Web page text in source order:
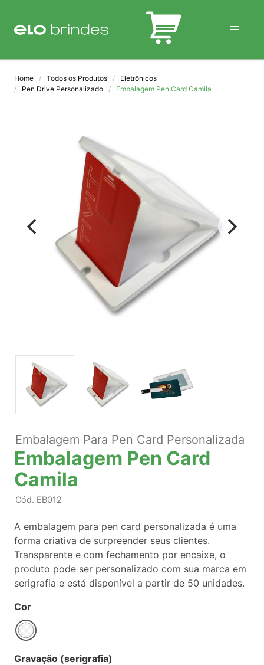
BLOG
Home Todos os Produtos
Eletrônicos
Pen Drive Personalizado
Embalagem Pen Card Camila
Embalagem Para Pen Card Personalizada
Embalagem Pen Card
Camila
Cód. EB012
A embalagem para pen card personalizada é uma
forma criativa de surpreender seus clientes.
Transparente e com fechamento por encaixe, o
produto pode ser personalizado com sua marca em
serigrafia e está disponível a partir de 50 unidades.
Cor
Gravação (serigrafia)